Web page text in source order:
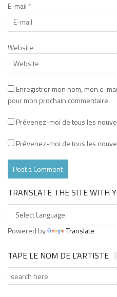
E-mail *
Website
Enregistrer mon nom, mon e-
pour mon prochain commentaire.
Prévenez-moi de tous les
Prévenez-moi de tous les
TRANSLATE THE SITE WITH
Powered by Translate
TAPE LE NOM DE L’ARTISTE